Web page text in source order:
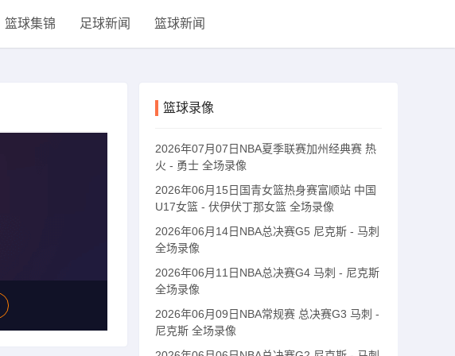
篮球集锦 足球新闻 篮球新闻
篮球录像
2026年07月07日NBA夏季联赛加州经典赛 热
火 - 勇士 全场录像
2026年06月15日国青女篮热身赛富顺站 中国
U17女篮 - 伏伊伏丁那女篮 全场录像
2026年06月14日NBA总决赛G5 尼克斯 - 马刺
全场录像
2026年06月11日NBA总决赛G4 马刺 - 尼克斯
全场录像
2026年06月09日NBA常规赛 总决赛G3 马刺 -
尼克斯 全场录像